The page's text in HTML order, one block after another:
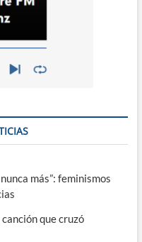
más”: feminismos
que cruzó